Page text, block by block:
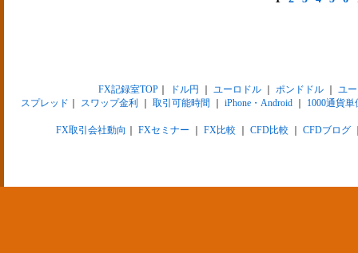
FX記録室TOP｜ ドル円 ユーロドル｜ ポンドドル｜ ユ
スプレッド
スワップ金利 取引可能時間 iPhone・Android 1000通貨単
FX取引会社動向 FXセミナー FX比較 CFD比較 CFDブログ